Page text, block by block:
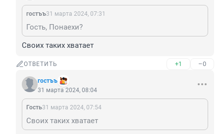
гостъъ31 марта 2024, 07:31
Гость, Понаехи?
Своих таких хватает
ОТВЕТИТЬ +1 –0
гостъъ
31 марта 2024, 08:04
Гость31 марта 2024, 07:54
Своих таких хватает